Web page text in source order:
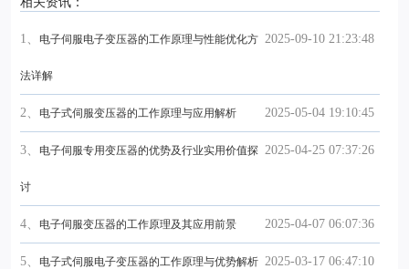
2025-09-10 21:23:48
1、 电子伺服电子变压器的工作原理与性能优化方
法详解
2025-05-04 19:10:45
2、 电子式伺服变压器的工作原理与应用解析
2025-04-25 07:37:26
3、 电子伺服专用变压器的优势及行业实用价值探
讨
2025-04-07 06:07:36
4、 电子伺服变压器的工作原理及其应用前景
2025-03-17 06:47:10
5、 电子式伺服电子变压器的工作原理与优势解析